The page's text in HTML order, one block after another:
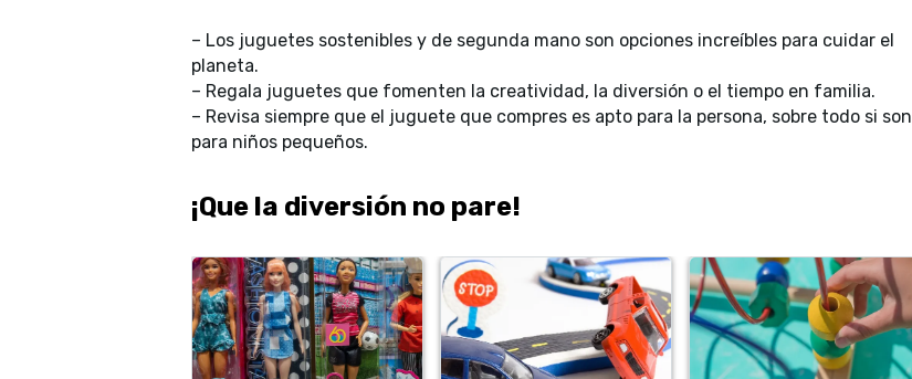
– Los juguetes sostenibles y de segunda mano son opciones increíbles para cuidar el
planeta.
– Regala juguetes que fomenten la creatividad, la diversión o el tiempo en familia.
– Revisa siempre que el juguete que compres es apto para la persona, sobre todo si son
para niños pequeños.
¡Que la diversión no pare!